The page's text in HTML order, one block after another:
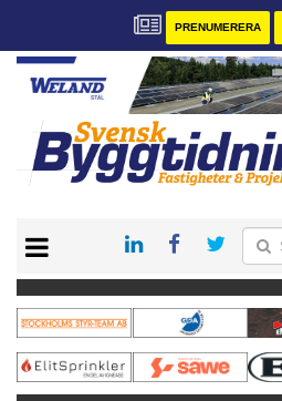
PRENUMERERA
PRENUMERERA
VÅRA ANDRA MAGASIN
ANNONSERA
KONTAKT